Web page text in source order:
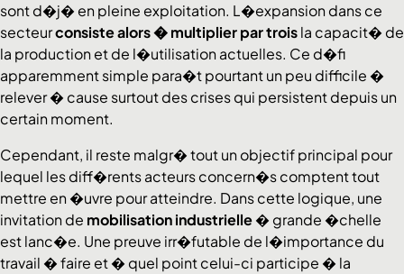
sont d�j� en pleine exploitation. L�expansion dans ce
secteurconsiste alors �multiplierpar troisla capacit� de
la production et de l�utilisation actuelles. Ce d�fi
apparemment simple para�t pourtant un peu difficile �
relever � cause surtout des crises qui persistent depuis un
certain moment.
Cependant, il reste malgr� tout un objectif principal pour
lequel les diff�rents acteurs concern�s comptent tout
mettre en �uvre pour atteindre. Dans cette logique, une
invitation de mobilisation industrielle� grande �chelle
est lanc�e. Une preuve irr�futable de l�importance du
travail � faire et � quel point celui-ci participe � la